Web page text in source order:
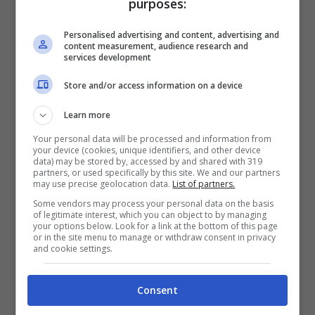
Per il nuovo trailer italiano:
Articoli recentiL’errore da 780 Milioni di
dollari: la storia dei Bitcoin
perduti in discarica
Personalised advertising and content, advertising and
content measurement, audience research and
services development
Store and/or access information on a device
Learn more
Your personal data will be processed and information from
your device (cookies, unique identifiers, and other device
data) may be stored by, accessed by and shared with 319
partners, or used specifically by this site. We and our partners
may use precise geolocation data. List of partners.
Some vendors may process your personal data on the basis
of legitimate interest, which you can object to by managing
your options below. Look for a link at the bottom of this page
or in the site menu to manage or withdraw consent in privacy
and cookie settings.
Consent